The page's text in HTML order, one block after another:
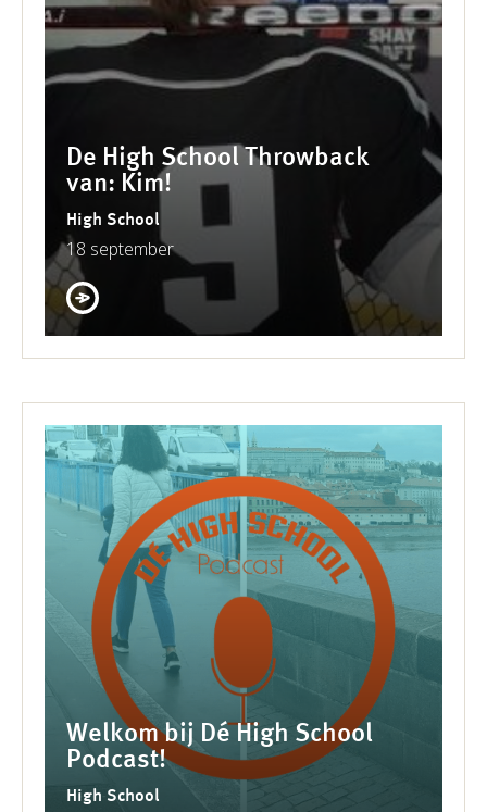
De High School Throwback
van: Kim!
High School
18 september
Welkom bij Dé High School
Podcast!
High School